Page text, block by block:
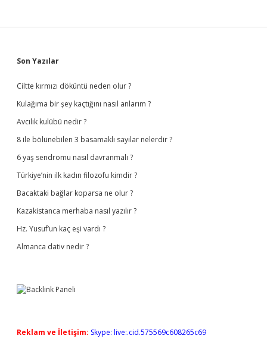
Sidebar
Son Yazılar
Ciltte kırmızı döküntü neden olur ?
Kulağıma bir şey kaçtığını nasıl anlarım ?
Avcılık kulübü nedir ?
8 ile bölünebilen 3 basamaklı sayılar nelerdir ?
6 yaş sendromu nasıl davranmalı ?
Türkiye’nin ilk kadın filozofu kimdir ?
Bacaktaki bağlar koparsa ne olur ?
Kazakistanca merhaba nasıl yazılır ?
Hz. Yusuf’un kaç eşi vardı ?
Almanca dativ nedir ?
Reklam ve İletişim: Skype: live:.cid.575569c608265c69